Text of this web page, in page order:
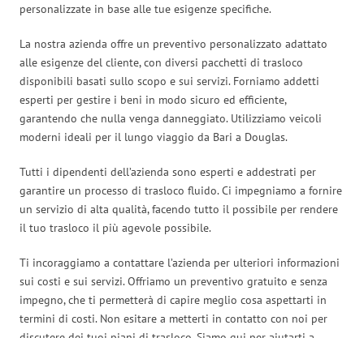
personalizzate in base alle tue esigenze specifiche.
La nostra azienda offre un preventivo personalizzato adattato
alle esigenze del cliente, con diversi pacchetti di trasloco
disponibili basati sullo scopo e sui servizi. Forniamo addetti
esperti per gestire i beni in modo sicuro ed efficiente,
garantendo che nulla venga danneggiato. Utilizziamo veicoli
moderni ideali per il lungo viaggio da Bari a Douglas.
Tutti i dipendenti dell’azienda sono esperti e addestrati per
garantire un processo di trasloco fluido. Ci impegniamo a fornire
un servizio di alta qualità, facendo tutto il possibile per rendere
il tuo trasloco il più agevole possibile.
Ti incoraggiamo a contattare l’azienda per ulteriori informazioni
sui costi e sui servizi. Offriamo un preventivo gratuito e senza
impegno, che ti permetterà di capire meglio cosa aspettarti in
termini di costi. Non esitare a metterti in contatto con noi per